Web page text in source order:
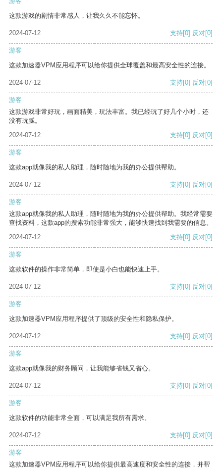
这款游戏的剧情非常感人，让我久久不能忘怀。
2024-07-12 支持[0] 反对[0]
游客
这款加速器VPM应用程序可以给你提供全球覆盖和最高安全性的连接。
2024-07-12 支持[0] 反对[0]
游客
这款游戏非常好玩，画面精美，玩法丰富。我已经玩了好几个小时，还
没有玩腻。
2024-07-12
支持[0] 反对[0]
游客
这款app就像我的私人助理，随时随地为我的办公提供帮助。
2024-07-12 支持[0] 反对[0]
游客
这款app就像我的私人助理，随时随地为我的办公提供帮助。我经常需要
查找资料，这款app的搜索功能非常强大，能够快速找到我需要的信息。
2024-07-12
支持[0] 反对[0]
游客
这款软件的操作非常简单，即使是小白也能快速上手。
2024-07-12 支持[0] 反对[0]
游客
这款加速器VPM应用程序提供了顶级的安全性和隐私保护。
2024-07-12 支持[0] 反对[0]
游客
这款app就像我的财务顾问，让我能够省钱又省心。
2024-07-12 支持[0] 反对[0]
游客
这款软件的功能非常全面，可以满足我所有需求。
2024-07-12 支持[0] 反对[0]
游客
这款加速器VPM应用程序可以给你提供最高速度和安全性的连接，并帮